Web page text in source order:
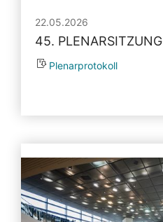
22.05.2026
45. PLENARSITZUNG
Plenarprotokoll